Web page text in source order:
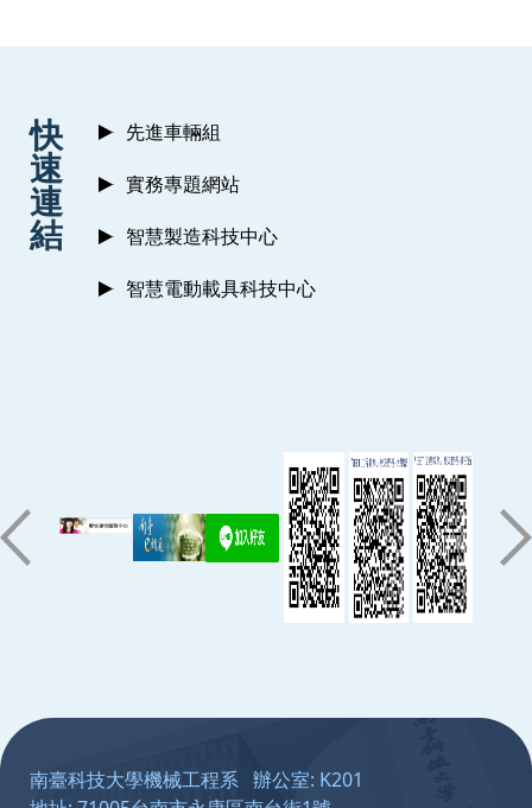
快
速
連
結
先進車輛組
實務專題網站
智慧製造科技中心
智慧電動載具科技中心
南臺科技大學機械工程系 辦公室: K201